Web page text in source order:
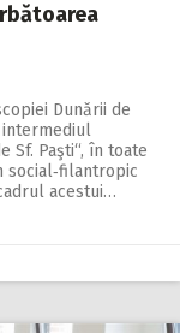
Dunării de
Sf. Paşti“, în toate
social‑filantropic
acestui…